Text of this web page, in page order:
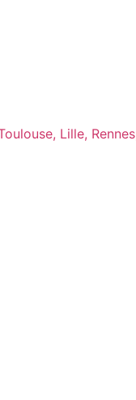
Lille,